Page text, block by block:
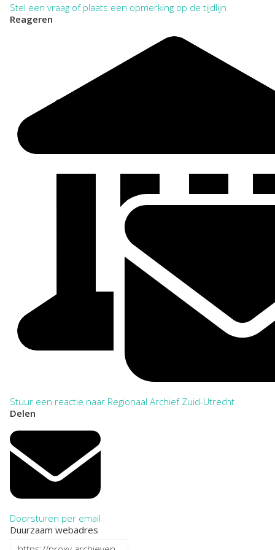
Stel een vraag of plaats een opmerking op de tijdlijn
Reageren
Stuur een reactie naar Regionaal Archief Zuid-Utrecht
Delen
Doorsturen per email
Duurzaam webadres